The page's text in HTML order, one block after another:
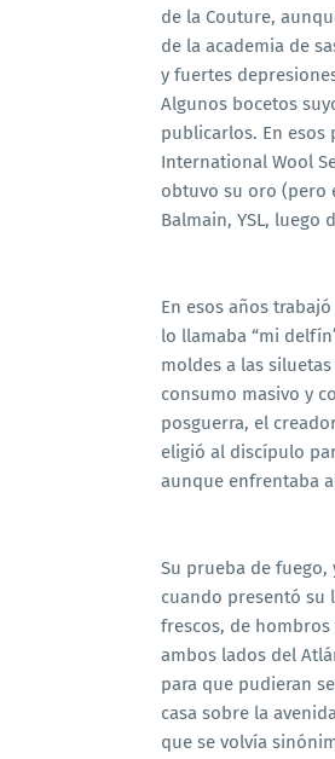
de la Couture,
de la academia de
y fuertes
Algunos bocetos
publicarlos. En esos
International Wool
obtuvo su oro (pero
Balmain, YSL,
En esos años
lo llamaba “mi
moldes a las
consumo masivo y
posguerra, el
eligió al discípulo
aunque enfrentaba
Su prueba de
cuando presentó su
frescos, de
ambos lados del
para que pudieran
casa sobre la
que se volvía